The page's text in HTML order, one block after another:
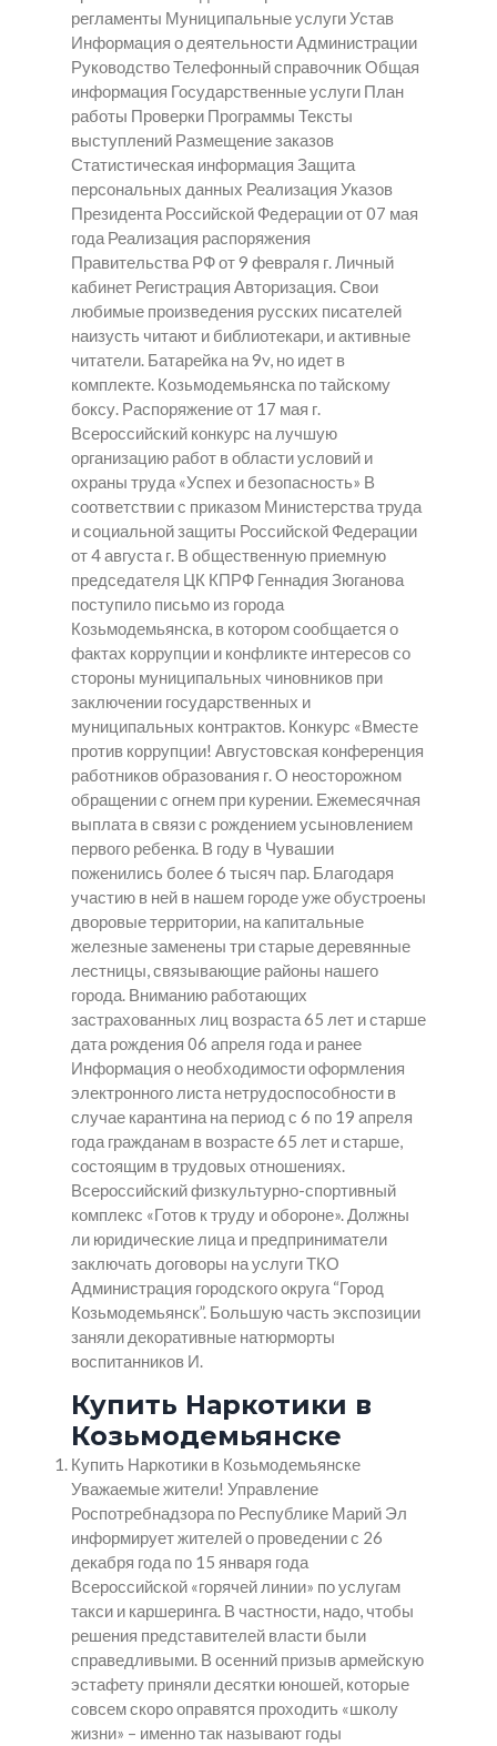
регламенты Муниципальные услуги Устав
Информация о деятельности Администрации
Руководство Телефонный справочник Общая
информация Государственные услуги План
работы Проверки Программы Тексты
выступлений Размещение заказов
Статистическая информация Защита
персональных данных Реализация Указов
Президента Российской Федерации от 07 мая
года Реализация распоряжения
Правительства РФ от 9 февраля г. Личный
кабинет Регистрация Авторизация. Свои
любимые произведения русских писателей
наизусть читают и библиотекари, и активные
читатели. Батарейка на 9v, но идет в
комплекте. Козьмодемьянска по тайскому
боксу. Распоряжение от 17 мая г.
Всероссийский конкурс на лучшую
организацию работ в области условий и
охраны труда «Успех и безопасность» В
соответствии с приказом Министерства труда
и социальной защиты Российской Федерации
от 4 августа г. В общественную приемную
председателя ЦК КПРФ Геннадия Зюганова
поступило письмо из города
Козьмодемьянска, в котором сообщается о
фактах коррупции и конфликте интересов со
стороны муниципальных чиновников при
заключении государственных и
муниципальных контрактов. Конкурс «Вместе
против коррупции! Августовская конференция
работников образования г. О неосторожном
обращении с огнем при курении. Ежемесячная
выплата в связи с рождением усыновлением
первого ребенка. В году в Чувашии
поженились более 6 тысяч пар. Благодаря
участию в ней в нашем городе уже обустроены
дворовые территории, на капитальные
железные заменены три старые деревянные
лестницы, связывающие районы нашего
города. Вниманию работающих
застрахованных лиц возраста 65 лет и старше
дата рождения 06 апреля года и ранее
Информация о необходимости оформления
электронного листа нетрудоспособности в
случае карантина на период с 6 по 19 апреля
года гражданам в возрасте 65 лет и старше,
состоящим в трудовых отношениях.
Всероссийский физкультурно-спортивный
комплекс «Готов к труду и обороне». Должны
ли юридические лица и предприниматели
заключать договоры на услуги ТКО
Администрация городского округа “Город
Козьмодемьянск”. Большую часть экспозиции
заняли декоративные натюрморты
воспитанников И.
Купить Наркотики в
Козьмодемьянске
Купить Наркотики в Козьмодемьянске
Уважаемые жители! Управление
Роспотребнадзора по Республике Марий Эл
информирует жителей о проведении с 26
декабря года по 15 января года
Всероссийской «горячей линии» по услугам
такси и каршеринга. В частности, надо, чтобы
решения представителей власти были
справедливыми. В осенний призыв армейскую
эстафету приняли десятки юношей, которые
совсем скоро оправятся проходить «школу
жизни» – именно так называют годы